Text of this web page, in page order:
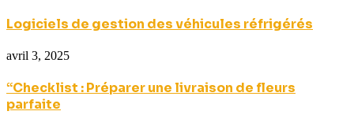
Logiciels de gestion des véhicules réfrigérés
avril 3, 2025
“Checklist : Préparer une livraison de fleurs
parfaite